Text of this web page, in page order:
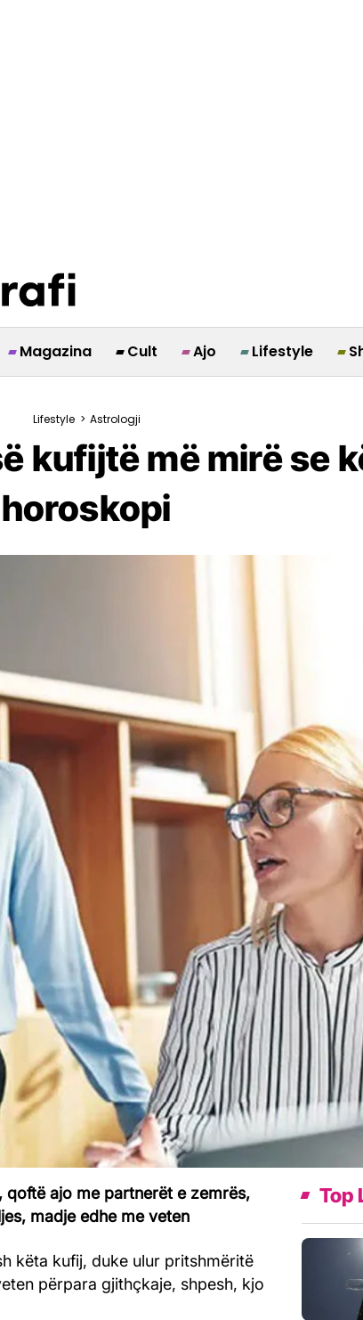
Magazina Cult Ajo Lifestyle
Lifestyle > Astrologji
kufijtë më mirë se
horoskopi
qoftë ajo me partnerët e zemrës,
madje edhe me veten
këta kufij, duke ulur pritshmëritë
përpara gjithçkaje, shpesh, kjo
Top